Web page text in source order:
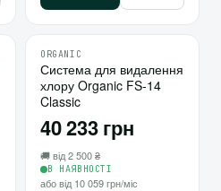
10
ORGANIC
Система для видалення
хлору Organic FS-14
Classic
40 233 грн
🚚 від 2 500 ₴
В НАЯВНОСТІ
або від 10 059 грн/міс